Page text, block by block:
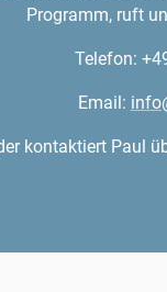
Programm, ruft
Telefon:
Email:
kontaktiert Paul